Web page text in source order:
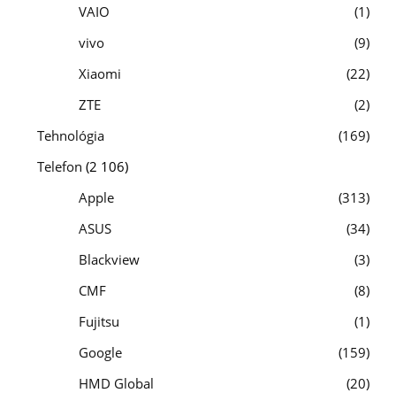
VAIO
1
vivo
9
Xiaomi
22
ZTE
2
Tehnológia
169
Telefon (2 106)
Apple
313
ASUS
34
Blackview
3
CMF
8
Fujitsu
1
Google
159
HMD Global
20